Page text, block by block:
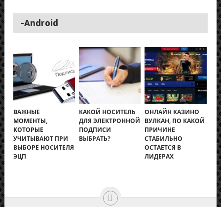
-Android
ВАЖНЫЕ
МОМЕНТЫ,
КОТОРЫЕ
УЧИТЫВАЮТ ПРИ
ВЫБОРЕ НОСИТЕЛЯ
ЭЦП
КАКОЙ НОСИТЕЛЬ
ДЛЯ ЭЛЕКТРОННОЙ
ПОДПИСИ
ВЫБРАТЬ?
ОНЛАЙН КАЗИНО
ВУЛКАН, ПО КАКОЙ
ПРИЧИНЕ
СТАБИЛЬНО
ОСТАЕТСЯ В
ЛИДЕРАХ